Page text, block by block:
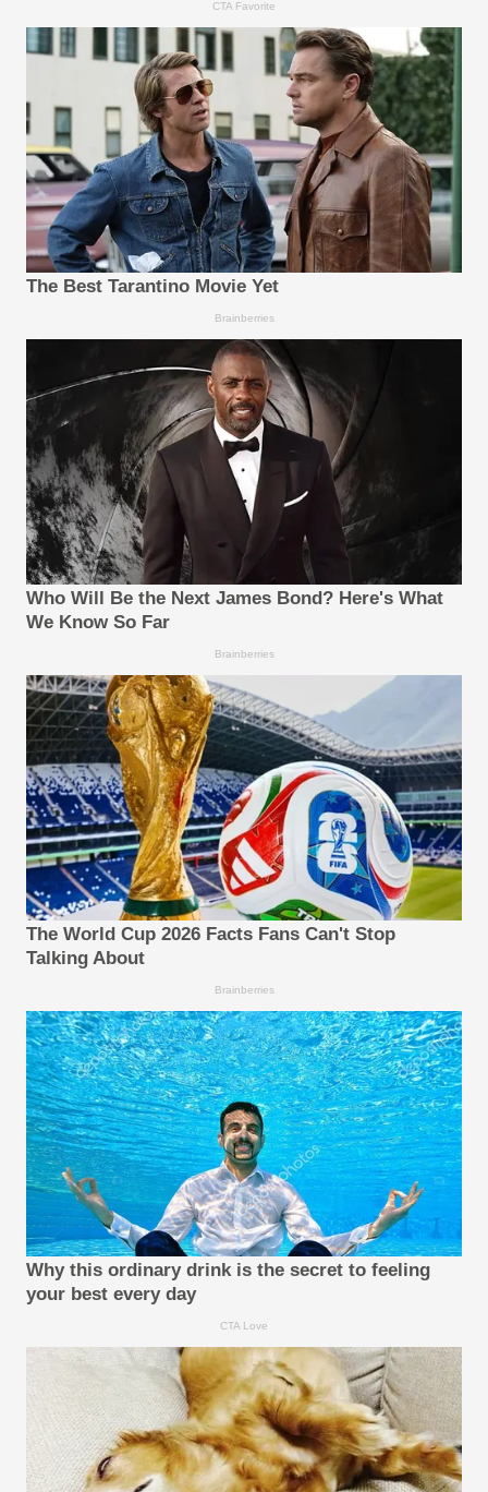
CTA Favorite
The Best Tarantino Movie Yet
Brainberries
Who Will Be the Next James Bond? Here's What
We Know So Far
Brainberries
The World Cup 2026 Facts Fans Can't Stop
Talking About
Brainberries
Why this ordinary drink is the secret to feeling
your best every day
CTA Love